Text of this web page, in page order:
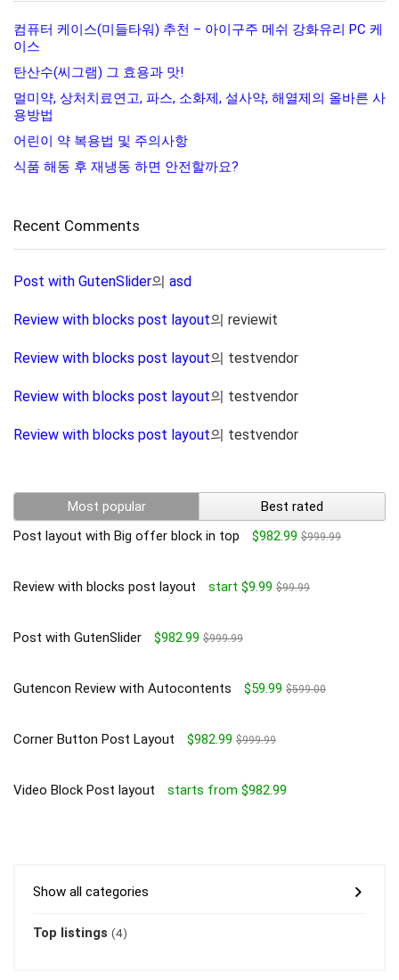
컴퓨터 케이스(미들타워) 추천 – 아이구주 메쉬 강화유리 PC 케
이스
탄산수(씨그램) 그 효용과 맛!
멀미약, 상처치료연고, 파스, 소화제, 설사약, 해열제의 올바른 사
용방법
어린이 약 복용법 및 주의사항
식품 해동 후 재냉동 하면 안전할까요?
Recent Comments
Post with GutenSlider의 asd
Review with blocks post layout의 reviewit
Review with blocks post layout의 testvendor
Review with blocks post layout의 testvendor
Review with blocks post layout의 testvendor
Most popular
Best rated
Post layout with Big offer block in top
$982.99 $999.99
Review with blocks post layout start $9.99 $99.99
Post with GutenSlider $982.99 $999.99
Gutencon Review with Autocontents $59.99 $599.00
Corner Button Post Layout $982.99 $999.99
Video Block Post layout starts from $982.99
Show all categories
Top listings (4)